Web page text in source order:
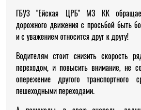
ГБУЗ "Ейская ЦРБ" МЗ КК
дорожного движения с просьбой быть
и с уважением относится друг к другу!
Водителям стоит снизить скорость
переходом, и повысить внимание, не
опережение другого транспортного
пешеходными переходами.